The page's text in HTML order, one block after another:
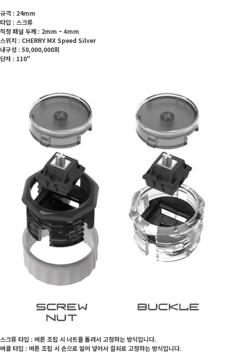
규격 : 24mm
타입 : 스크류
적정 패널 두께 : 2mm ~ 4mm
스위치 : CHERRY MX Speed Silver
내구성 : 50,000,000회
단자 : 110"
스크류 타입 : 버튼 조립 시 너트를 돌려서 고정하는 방식입니다.
버클 타입 : 버튼 조립 시 손으로 밀어 넣어서 걸쇠로 고정하는 방식입니다.